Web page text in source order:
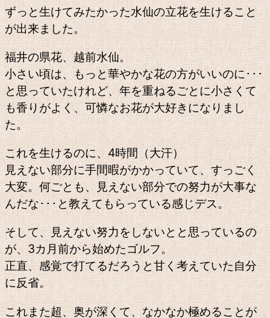
ずっと生けてみたかった水仙の立花を生けること
が出来ました。
福井の県花、越前水仙。
小さい頃は、もっと華やかな花の方がいいのに･･･
と思っていたけれど、年を重ねるごとに小さくて
も香りがよく、可憐なお花が大好きになりまし
た。
これを生けるのに、4時間（大汗）
見えない部分に手間暇がかかっていて、すっごく
大変。何ごとも、見えない部分での努力が大事な
んだな･･･と教えてもらっている感じデス。
そして、見えない努力をしないとと思っているの
が、3カ月前から始めたゴルフ。
正直、感覚で打てるだろうと甘く考えていた自分
に反省。
これまた超、奥が深くて、なかなか極めることが